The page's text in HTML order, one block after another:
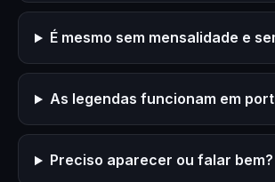
É mesmo sem mensalidade e
As legendas funcionam em
Preciso aparecer ou falar bem?